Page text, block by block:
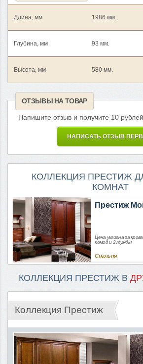
Длина, мм 1986 мм.
Глубина, мм 93 мм.
Высота, мм 580 мм.
ОТЗЫВЫ НА ТОВАР
Напишите отзыв и получите 10
НАПИСАТЬ ОТЗЫВ
КОЛЛЕКЦИЯ ПРЕСТИЖ
КОМНАТ
Престиж
Цена указана за
комод и 2 тумбы
Спальня
КОЛЛЕКЦИЯ ПРЕСТИЖ В
Коллекция Престиж